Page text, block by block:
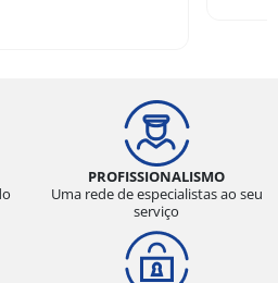
PROFISSIONALISMO
Uma rede de especialistas ao seu
serviço